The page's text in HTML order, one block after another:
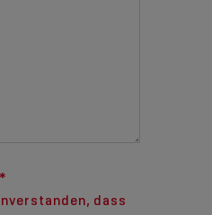
*
dass